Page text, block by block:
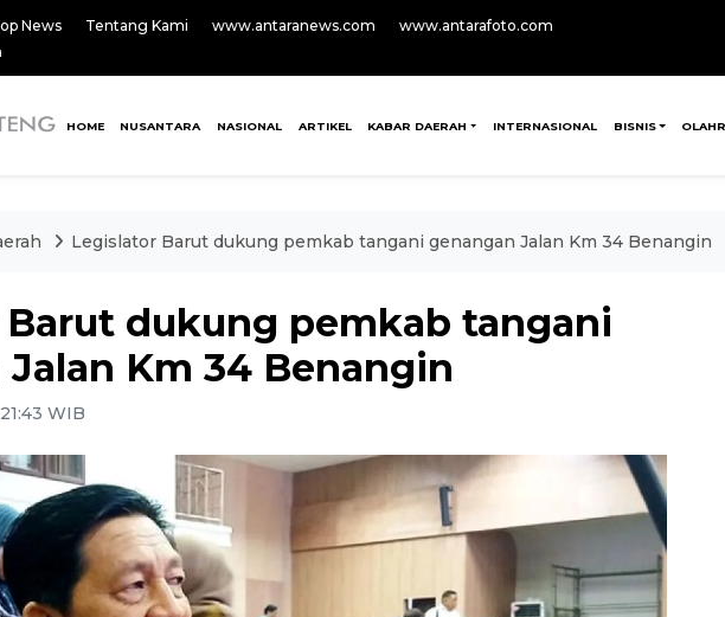
News Tentang Kami www.antaranews.com
www.antarafoto.com
HOME NUSANTARA NASIONAL ARTIKEL KABAR DAERAH INTERNASIONAL BISNIS
Legislator Barut dukung pemkab tangani genangan Jalan Km 34 Benangin
dukung pemkab tangani
Km 34 Benangin
WIB